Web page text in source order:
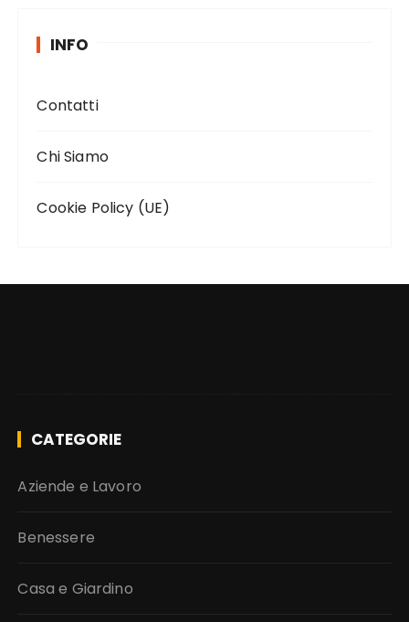
INFO
Contatti
Chi Siamo
Cookie Policy (UE)
CATEGORIE
Aziende e Lavoro
Benessere
Casa e Giardino